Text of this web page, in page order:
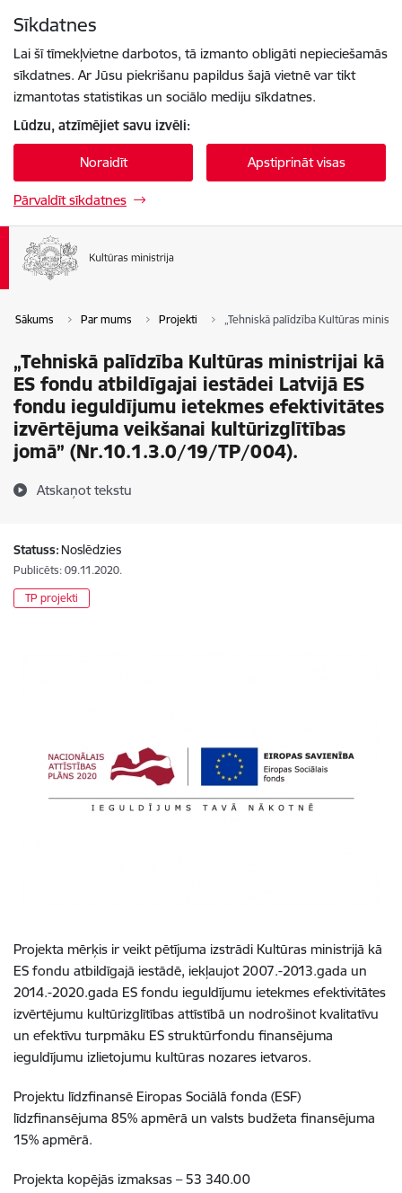
Sīkdatnes
Lai šī tīmekļvietne darbotos, tā izmanto obligāti nepieciešamās
sīkdatnes. Ar Jūsu piekrišanu papildus šajā vietnē var tikt
izmantotas statistikas un sociālo mediju sīkdatnes.
Lūdzu, atzīmējiet savu izvēli:
Noraidīt Apstiprināt visas
Pārvaldīt sīkdatnes
Sākums Par mums Projekti „Tehniskā palīdzība Kultūras
„Tehniskā palīdzība Kultūras ministrijai kā
ES fondu atbildīgajai iestādei Latvijā ES
fondu ieguldījumu ietekmes efektivitātes
izvērtējuma veikšanai kultūrizglītības
jomā” (Nr.10.1.3.0/19/TP/004).
Atskaņot tekstu
Statuss: Noslēdzies
Publicēts: 09.11.2020.
TP projekti
Projekta mērķis ir veikt pētījuma izstrādi Kultūras ministrijā kā
ES fondu atbildīgajā iestādē, iekļaujot 2007.-2013.gada un
2014.-2020.gada ES fondu ieguldījumu ietekmes efektivitātes
izvērtējumu kultūrizglītības attīstībā un nodrošinot kvalitatīvu
un efektīvu turpmāku ES struktūrfondu finansējuma
ieguldījumu izlietojumu kultūras nozares ietvaros.
Projektu līdzfinansē Eiropas Sociālā fonda (ESF)
līdzfinansējuma 85% apmērā un valsts budžeta finansējuma
15% apmērā.
Projekta kopējās izmaksas – 53 340.00